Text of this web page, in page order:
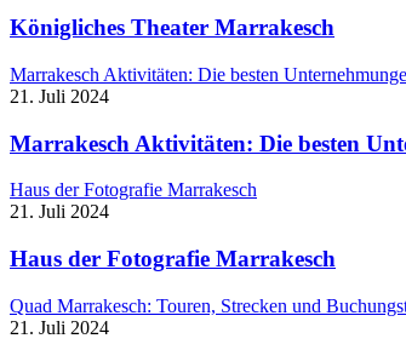
Königliches Theater Marrakesch
Marrakesch Aktivitäten: Die besten
21. Juli 2024
Marrakesch Aktivitäten: Die besten
Haus der Fotografie Marrakesch
21. Juli 2024
Haus der Fotografie Marrakesch
Quad Marrakesch: Touren, Strecken und
21. Juli 2024